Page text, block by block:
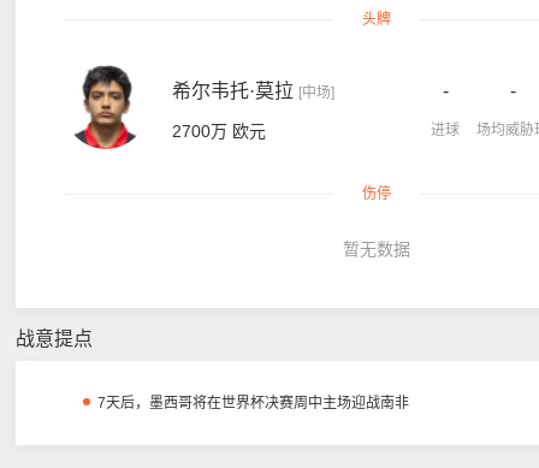
头牌
希尔韦托·莫拉 [中场]
2700万 欧元
-
进球
-
场均威胁
伤停
暂无数据
战意提点
7天后，墨西哥将在世界杯决赛周中主场迎战南非